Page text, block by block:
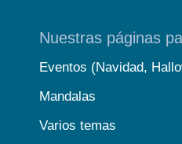
Nuestras páginas
Eventos (Navidad,
Mandalas
Varios temas